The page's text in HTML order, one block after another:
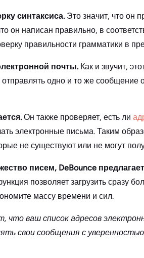
синтаксиса. Это значит, что он
он написан правильно, в
правильности грамматики в
почты. Как и звучит,
одно и то же сообщение
Он также проверяет, есть ли
электронные письма. Таким
не существуют или не могут
писем, DeBounce предлагает
позволяет загрузить сразу
массу времени и сил.
что ваш список адресов
свои сообщения с